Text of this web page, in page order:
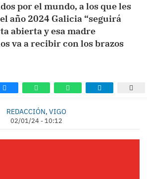
por el mundo, a los que les
año 2024 Galicia “seguirá
abierta y esa madre
va a recibir con los brazos
REDACCIÓN, VIGO
02/01/24 - 10:12